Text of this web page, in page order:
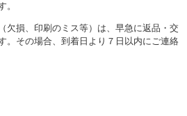
。
欠損、印刷のミス等）は、早急に返品・交
。その場合、到着日より７日以内にご連絡